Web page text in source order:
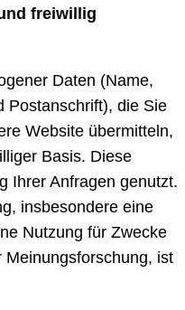
freiwillig
Daten (Name,
Postanschrift), die Sie
Website übermitteln,
Basis. Diese
Ihrer Anfragen genutzt.
insbesondere eine
Nutzung für Zwecke
ist